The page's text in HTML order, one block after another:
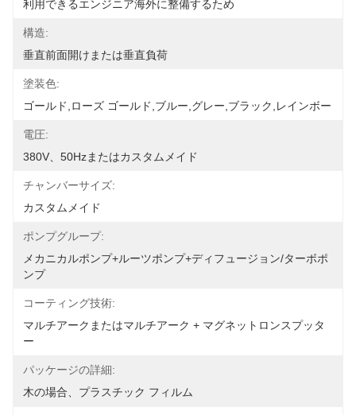
利用できるエンジニア海外に整備するため
構造:
垂直前面開けまたは垂直負荷
塗装色:
ゴールド,ローズ ゴールド,ブルー,グレー,ブラック,レインボー
電圧:
380V、50Hzまたはカスタムメイド
チャンバーサイズ:
カスタムメイド
ポンプグループ:
メカニカルポンプ+ルーツポンプ+ディフュージョン/ターボポ
ンプ
コーティング技術:
マルチアークまたはマルチアーク + マグネットロンスプッタ
ー
パッケージの詳細:
木の場合、プラスチック フィルム